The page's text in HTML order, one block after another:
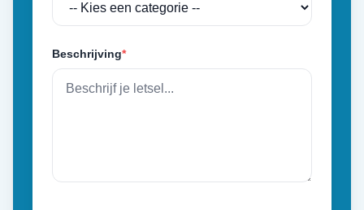
Beschrijving*